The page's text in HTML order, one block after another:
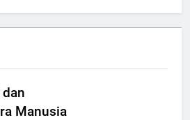
Manusia